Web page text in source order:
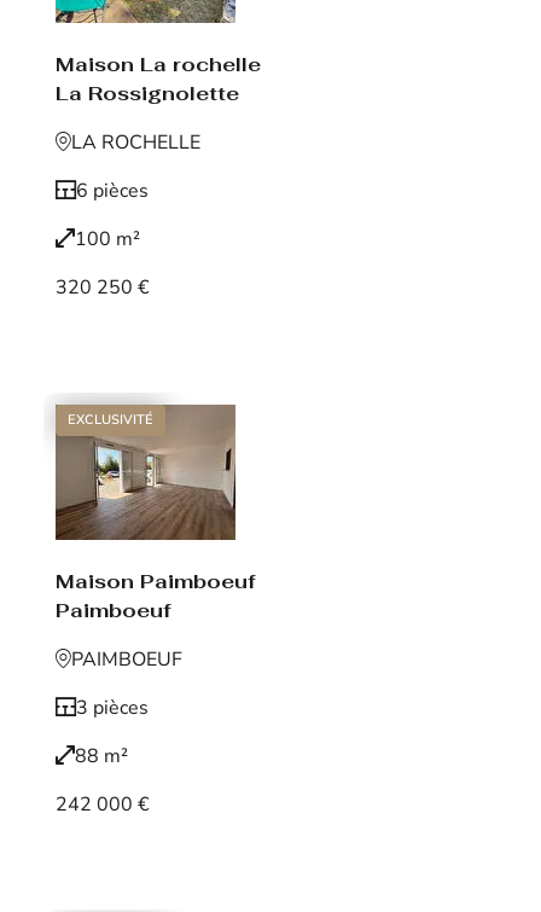
Maison La rochelle
La Rossignolette
LA ROCHELLE
6 pièces
100 m²
320 250 €
EXCLUSIVITÉ
Maison Paimboeuf
Paimboeuf
PAIMBOEUF
3 pièces
88 m²
242 000 €